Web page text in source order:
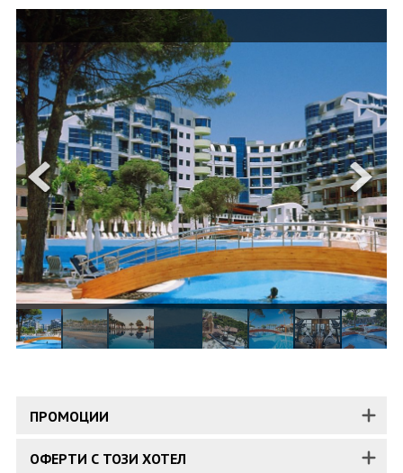
ОЩЕ
ЗА НАС
КОНТАКТИ
ФИРМЕНИ ДОКУМЕНТИ
0700 144 34 Запитване
ПОСЛЕДВАЙТЕ НИ
ПРОМОЦИИ
ОФЕРТИ С ТОЗИ ХОТЕЛ